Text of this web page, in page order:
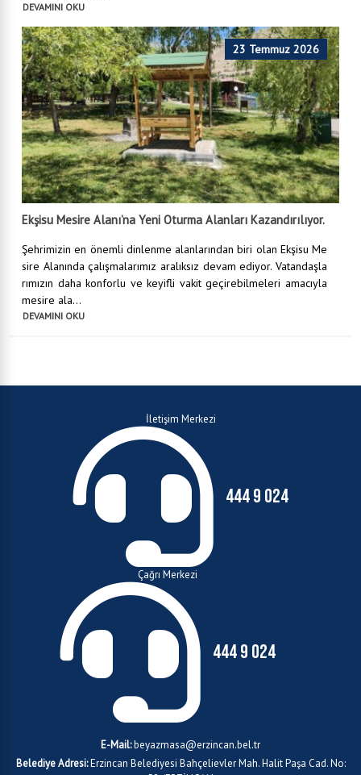
DEVAMINI OKU
23 Temmuz 2026
Ekşisu Mesire Alanı’na Yeni Oturma Alanları Kazandırılıyor.
Şehrimizin en önemli dinlenme alanlarından biri olan Ekşisu Me
sire Alanında çalışmalarımız aralıksız devam ediyor. Vatandaşla
rımızın daha konforlu ve keyifli vakit geçirebilmeleri amacıyla
mesire ala...
DEVAMINI OKU
İletişim Merkezi
444 9 024
Çağrı Merkezi
444 9 024
E-Mail:beyazmasa@erzincan.bel.tr
Belediye Adresi:Erzincan Belediyesi Bahçelievler Mah. Halit Paşa Cad. No: